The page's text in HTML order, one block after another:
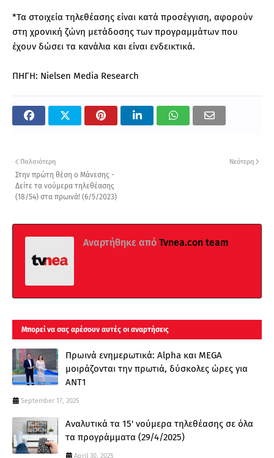
*Τα στοιχεία τηλεθέασης είναι κατά προσέγγιση, αφορούν
στη χρονική ζώνη μετάδοσης των προγραμμάτων που
έχουν δώσει τα κανάλια και είναι ενδεικτικά.
ΠΗΓΗ: Nielsen Media Research
Νεότερη
Παλαιότερη
Στην πρώτη θέση ο Μάνεσης -
Δείτε τα νούμερα τηλεθέασης
(18/54) στα πρωινά! (6/5/2023)
Αναρτήθηκε από Tvnea.con team
Μπορεί να σας αρέσουν αυτές οι αναρτήσεις
Πρωινά ενημερωτικά: Alpha και MEGA
μοιράζονται την πρωτιά, δύσκολες ώρες για
ΑΝΤ1
September 17, 2025
Αναλυτικά τα 15' νούμερα τηλεθέασης σε όλα
τα προγράμματα (29/4/2025)
April 30, 2025